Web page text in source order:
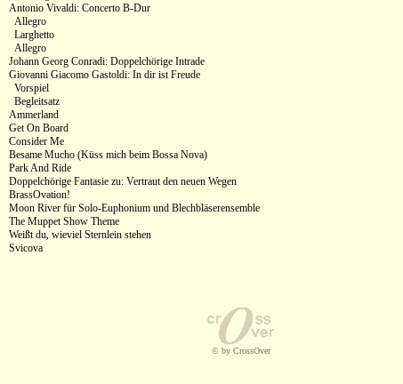
Antonio Vivaldi: Concerto B-Dur
Allegro
Larghetto
Allegro
Johann Georg Conradi: Doppelchörige Intrade
Giovanni Giacomo Gastoldi: In dir ist Freude
Vorspiel
Begleitsatz
Ammerland
Get On Board
Consider Me
Besame Mucho (Küss mich beim Bossa Nova)
Park And Ride
Doppelchörige Fantasie zu: Vertraut den neuen Wegen
BrassOvation!
Moon River für Solo-Euphonium und Blechbläserensemble
The Muppet Show Theme
Weißt du, wieviel Sternlein stehen
Svicova
© by CrossOver